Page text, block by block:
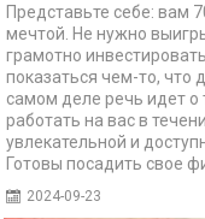
Представьте себе: вам
мечтой. Не нужно
грамотно
показаться чем-то, что
самом деле речь идет
работать на вас в
увлекательной и
Готовы посадить свое
2024-09-23